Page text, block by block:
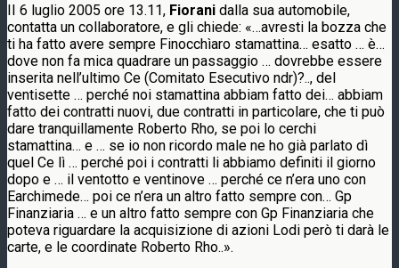
II 6 luglio 2005 ore 13.11, Fiorani dalla sua automobile,
contatta un collaboratore, e gli chiede: «…avresti la bozza che
ti ha fatto avere sempre Finocchìaro stamattina… esatto … è…
dove non fa mica quadrare un passaggio … dovrebbe essere
inserita nell’ultimo Ce (Comitato Esecutivo ndr)?.., del
ventisette … perché noi stamattina abbiam fatto dei… abbiam
fatto dei contratti nuovi, due contratti in particolare, che ti può
dare tranquillamente Roberto Rho, se poi lo cerchi
stamattina… e … se io non ricordo male ne ho già parlato dì
quel Ce lì … perché poi i contratti li abbiamo definiti il giorno
dopo e … il ventotto e ventinove … perché ce n’era uno con
Earchimede… poi ce n’era un altro fatto sempre con… Gp
Finanziaria … e un altro fatto sempre con Gp Finanziaria che
poteva riguardare la acquisizione di azioni Lodi però ti darà le
carte, e le coordinate Roberto Rho..».